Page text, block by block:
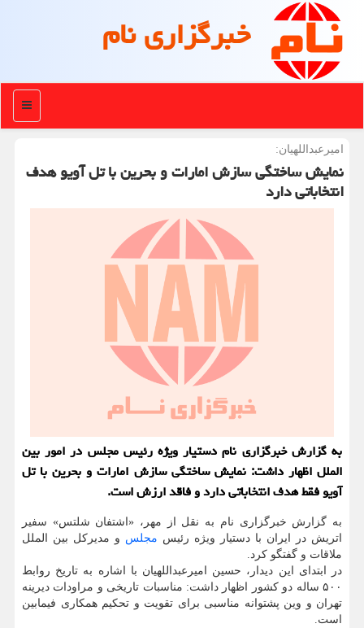
خبرگزاری نام
منو
امیرعبداللهیان:
نمایش ساختگی سازش امارات و بحرین با تل آویو هدف
انتخاباتی دارد
به گزارش خبرگزاری نام دستیار ویژه رئیس مجلس در امور بین
الملل اظهار داشت: نمایش ساختگی سازش امارات و بحرین با تل
آویو فقط هدف انتخاباتی دارد و فاقد ارزش است.
به گزارش خبرگزاری نام به نقل از مهر، «اشتفان شلتس» سفیر
اتریش در ایران با دستیار ویژه رئیس مجلس و مدیرکل بین الملل
ملاقات و گفتگو کرد.
در ابتدای این دیدار، حسین امیرعبداللهیان با اشاره به تاریخ روابط
۵۰۰ ساله دو کشور اظهار داشت: مناسبات تاریخی و مراودات دیرینه
تهران و وین پشتوانه مناسبی برای تقویت و تحکیم همکاری فیمابین
است.